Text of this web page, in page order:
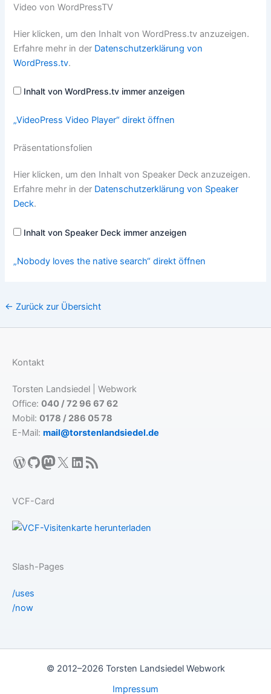
Video von WordPressTV
„VideoPress
Video
Player“
WordPress.tv
Hier klicken, um den Inhalt von WordPress.tv anzuzeigen.
Erfahre mehr in der Datenschutzerklärung von
WordPress.tv.
Inhalt von WordPress.tv immer anzeigen
„VideoPress Video Player“ direkt öffnen
Präsentationsfolien
„Nobody
loves
the
search“
Deck
anzeigen
Hier klicken, um den Inhalt von Speaker Deck anzuzeigen.
Erfahre mehr in der Datenschutzerklärung von Speaker
Deck.
Inhalt von Speaker Deck immer anzeigen
„Nobody loves the native search“ direkt öffnen
← Zurück zur Übersicht
Kontakt
Torsten Landsiedel | Webwork
Office: 040 / 72 96 67 62
Mobil: 0178 / 286 05 78
E-Mail: mail@torstenlandsiedel.de
WordPress
GitHub
Mastodon
X LinkedIn
RSS-Feed
VCF-Card
Slash-Pages
/uses
/now
© 2012–2026 Torsten Landsiedel Webwork
Impressum